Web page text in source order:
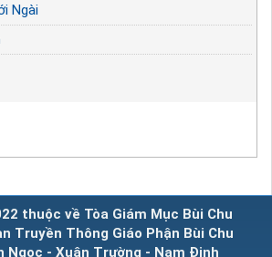
Ngài
thuộc về Tòa Giám Mục Bùi Chu
Truyền Thông Giáo Phận Bùi Chu
Ngọc - Xuân Trường - Nam Định